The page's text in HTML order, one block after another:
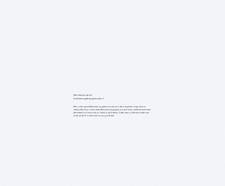
Wie hast du deine
Ausbildungsfirma gefunden?
Man sollte gut mit Menschen umgehen können und das in jeglicher Lage. Denn in
diesem Beruf wird man vielen Menschen begegnen und auch wenn vielleicht nicht immer
alle einfach sind muss man professionell bleiben. Außerdem sollte man kreativ sein
um für jeden Problem eine Lösung zu finden.